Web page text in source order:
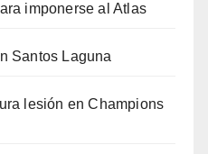
imponerse al Atlas
Santos Laguna
lesión en Champions